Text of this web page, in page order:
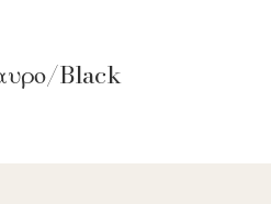
Black